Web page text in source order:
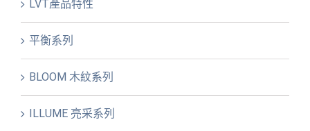
LVT產品特性
平衡系列
BLOOM 木紋系列
ILLUME 亮采系列